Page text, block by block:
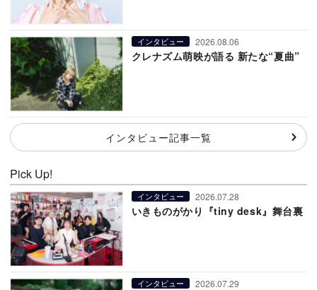
インタビュー 2026.08.06
クレナズム萌映が語る 新たな“夏曲”
インタビュー記事一覧
Pick Up!
インタビュー 2026.07.28
いきものがかり『tiny desk』舞台裏
インタビュー 2026.07.29